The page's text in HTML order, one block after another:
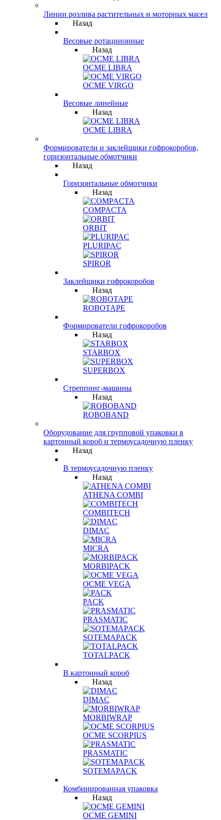
Линии розлива растительных и моторных масел
Назад
Весовые ротациионные
Назад
OCME LIBRA
OCME VIRGO
Весовые линейные
Назад
OCME LIBRA
Формирователи и заклейщики гофрокоробов,
горизонтальные обмотчики
Назад
Горизонтальные обмотчики
Назад
COMPACTA
ORBIT
PLURIPAC
SPIROR
Заклейщики гофрокоробов
Назад
ROBOTAPE
Формирователи гофрокоробов
Назад
STARBOX
SUPERBOX
Стреппинг-машины
Назад
ROBOBAND
Оборудование для групповой упаковки в
картонный короб и термоусадочную пленку
Назад
В термоусадочную пленку
Назад
ATHENA COMBI
COMBITECH
DIMAC
MICRA
MORBIPACK
OCME VEGA
PACK
PRASMATIC
SOTEMAPACK
TOTALPACK
В картонный короб
Назад
DIMAC
MORBIWRAP
OCME SCORPIUS
PRASMATIC
SOTEMAPACK
Комбинированная упаковка
Назад
OCME GEMINI